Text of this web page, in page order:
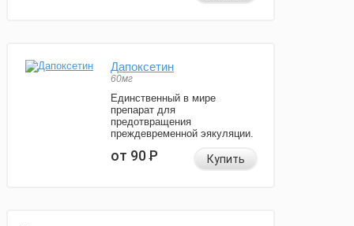
Дапоксетин
60мг
Единственный в мире
препарат для
предотвращения
преждевременной эякуляции.
от 90Р Купить